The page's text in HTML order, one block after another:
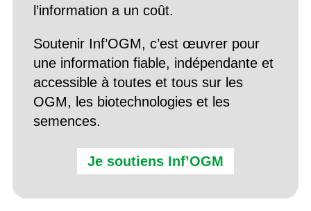
l’information a un coût.
Soutenir Inf’OGM, c’est œuvrer pour
une information fiable, indépendante et
accessible à toutes et tous sur les
OGM, les biotechnologies et les
semences.
Je soutiens Inf’OGM